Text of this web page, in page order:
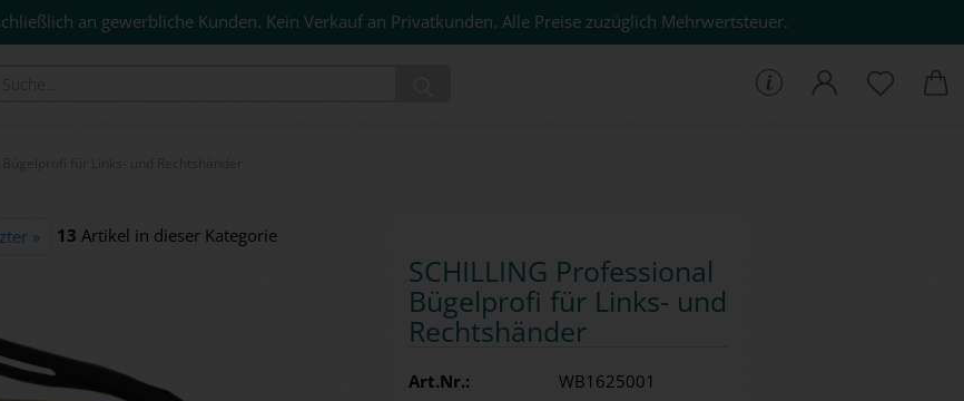
an gewerbliche Kunden. Kein Verkauf an Privatkunden. Alle Preise zuzüglich Mehrwertsteuer.
» 13 Artikel in dieser Kategorie
SCHIL­LING Pro­fes­sio­nal
Bü­gel­pro­fi für Links-​ und
Rechts­hän­der
Art.Nr.:
WB1625001